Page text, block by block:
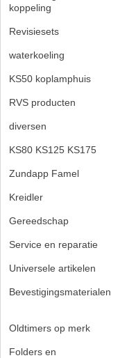
koppeling
Revisiesets
waterkoeling
KS50 koplamphuis
RVS producten
diversen
KS80 KS125 KS175
Zundapp Famel
Kreidler
Gereedschap
Service en reparatie
Universele artikelen
Bevestigingsmaterialen
Oldtimers op merk
Folders en